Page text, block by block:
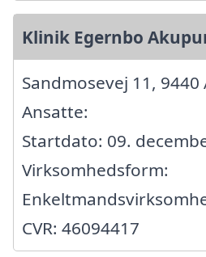
Klinik Egernbo
Sandmosevej 11,
Ansatte:
Startdato: 09.
Virksomhedsform:
CVR: 46094417